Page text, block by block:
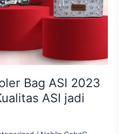
Bag ASI 2023
ASI jadi